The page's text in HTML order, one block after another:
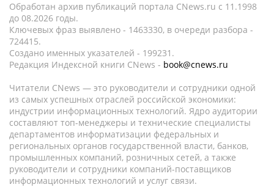
Обработан архив публикаций портала CNews.ru c 11.1998
до 08.2026 годы.
Ключевых фраз выявлено - 1463330, в очереди разбора -
724415.
Создано именных указателей - 199231.
Редакция Индексной книги CNews - book@cnews.ru
Читатели CNews — это руководители и сотрудники одной
из самых успешных отраслей российской экономики:
индустрии информационных технологий. Ядро аудитории
составляют топ-менеджеры и технические специалисты
департаментов информатизации федеральных и
региональных органов государственной власти, банков,
промышленных компаний, розничных сетей, а также
руководители и сотрудники компаний-поставщиков
информационных технологий и услуг связи.